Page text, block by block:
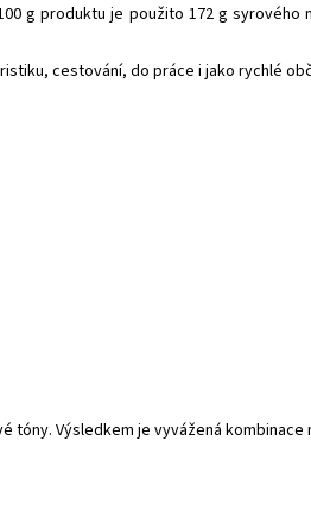
g produktu je použito 172 g syrového
cestování, do práce i jako rychlé
Výsledkem je vyvážená